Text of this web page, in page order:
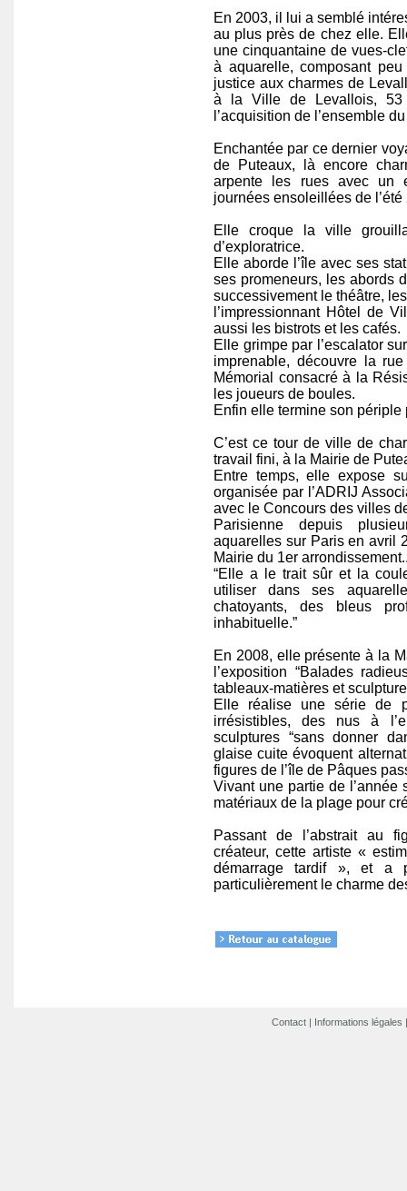
En 2003, il lui a semblé
au plus près de chez elle.
une cinquantaine de vues-
à aquarelle, composant
justice aux charmes de
à la Ville de Levallois, 53
l’acquisition de l’ensemble
Enchantée par ce dernier
de Puteaux, là encore
arpente les rues avec un
journées ensoleillées de l’été
Elle croque la ville
d’exploratrice.
Elle aborde l’île avec ses
ses promeneurs, les abords
successivement le théâtre,
l’impressionnant Hôtel de
aussi les bistrots et les cafés.
Elle grimpe par l’escalator
imprenable, découvre la
Mémorial consacré à la
les joueurs de boules.
Enfin elle termine son
C’est ce tour de ville de
travail fini, à la Mairie de
Entre temps, elle expose
organisée par l’ADRIJ
avec le Concours des villes
Parisienne depuis
aquarelles sur Paris en avril
Mairie du 1er
“Elle a le trait sûr et la
utiliser dans ses
chatoyants, des bleus
inhabituelle.”
En 2008, elle présente à la
l’exposition “Balades
tableaux-matières et
Elle réalise une série de
irrésistibles, des nus à
sculptures “sans donner
glaise cuite évoquent
figures de l’île de Pâques
Vivant une partie de l’année
matériaux de la plage pour
Passant de l’abstrait au
créateur, cette artiste «
démarrage tardif », et a
particulièrement le charme
Contact| Informations légales